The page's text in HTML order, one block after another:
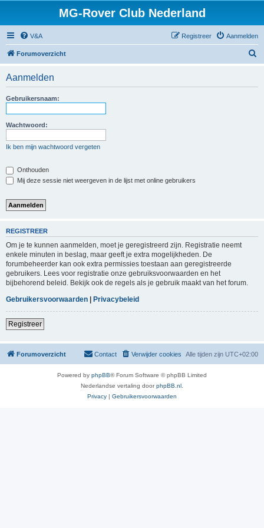
MG-Rover Club Nederland
V&A Aanmelden
Registreer
Forumoverzicht
Aanmelden
Gebruikersnaam:
Wachtwoord:
Ik ben mijn wachtwoord vergeten
Onthouden
Mij deze sessie niet weergeven in de lijst met online gebruikers
REGISTREER
Om je te kunnen aanmelden, moet je geregistreerd zijn. Registratie neemt
enkele minuten in beslag, maar geeft je extra mogelijkheden. De
forumbeheerder kan ook extra permissies toestaan aan geregistreerde
gebruikers. Lees voor registratie onze gebruiksvoorwaarden en het
bijbehorend beleid. Bekijk ook de regels als je gebruik maakt van het forum.
Gebruikersvoorwaarden | Privacybeleid
Registreer
Forumoverzicht Alle tijden zijn UTC+02:00
Verwijder cookies
Contact
Powered by phpBB® Forum Software © phpBB Limited
Nederlandse vertaling doorphpBB.nl
Privacy | Gebruikersvoorwaarden